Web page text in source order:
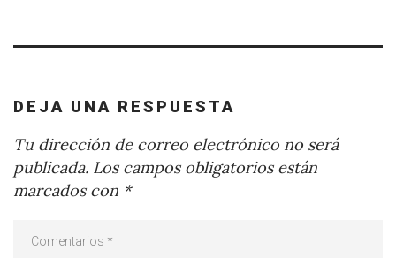
DEJA UNA RESPUESTA
Tu dirección de correo electrónico no será
publicada. Los campos obligatorios están
marcados con *